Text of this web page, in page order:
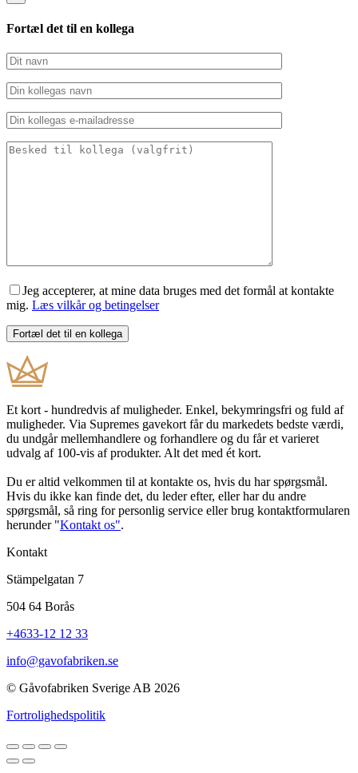
Fortæl det til en kollega
Jeg accepterer, at mine data bruges med det formål at kontakte
mig. Læs vilkår og betingelser
Et kort - hundredvis af muligheder. Enkel, bekymringsfri og fuld af
muligheder. Via Supremes gavekort får du markedets bedste værdi,
du undgår mellemhandlere og forhandlere og du får et varieret
udvalg af 100-vis af produkter. Alt det med ét kort.
Du er altid velkommen til at kontakte os, hvis du har spørgsmål.
Hvis du ikke kan finde det, du leder efter, eller har du andre
spørgsmål, så ring for personlig service eller brug kontaktformularen
herunder "Kontakt os".
Kontakt
Stämpelgatan 7
504 64 Borås
+4633-12 12 33
info@gavofabriken.se
© Gåvofabriken Sverige AB 2026
Fortrolighedspolitik